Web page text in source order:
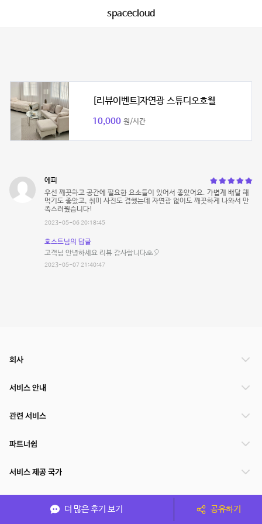
spacecloud
[리뷰이벤트]자연광 스튜디오호웰
10,000 원/시간
에피
우선 깨끗하고 공간에 필요한 요소들이 있어서 좋았어요. 가볍게 배달 해
먹기도 좋았고, 취미 사진도 겸했는데 자연광 없이도 깨끗하게 나와서 만
족스러웠습니다!
2023-05-06 20:18:45
호스트님의 답글
고객님 안녕하세요 리뷰 감사합니다🙏🎈
2023-05-07 21:40:47
더 많은 후기 보기 공유하기
회사
서비스 안내
관련 서비스
파트너쉽
서비스 제공 국가
(주)NSPACE 사업자정보